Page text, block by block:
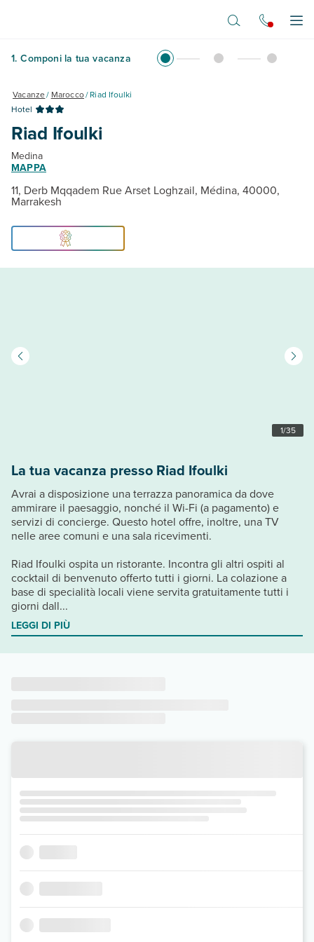
1. Componi la tua vacanza
Vacanze/ Marocco/Riad Ifoulki
Hotel
Riad Ifoulki
Medina
MAPPA
11, Derb Mqqadem Rue Arset Loghzail, Médina, 40000,
Marrakesh
1/35
La tua vacanza presso Riad Ifoulki
Avrai a disposizione una terrazza panoramica da dove
ammirare il paesaggio, nonché il Wi-Fi (a pagamento) e
servizi di concierge. Questo hotel offre, inoltre, una TV
nelle aree comuni e una sala ricevimenti.
Riad Ifoulki ospita un ristorante. Incontra gli altri ospiti al
cocktail di benvenuto offerto tutti i giorni. La colazione a
base di specialità locali viene servita gratuitamente tutti i
giorni dall...
LEGGI DI PIÙ